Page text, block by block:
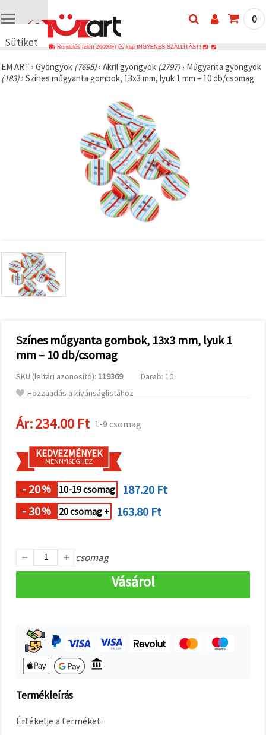
Sütiket
🍪 Cookie-
kat és
elemezzük
a
forgalmat,
valamint
relevánsabb
tartalmat
és
beleértve
analitikai és
marketingpartnereink
Az "Összes
elfogadása"
kattintva
elfogadhatja
sütit, vagy
Beállításokban
preferenciáit
az adott
típusú sütik
kiválasztásával
és a
kattintva.
Beállítások
0
Rendelés felett 26000Ft és kap INGYENES SZÁLLÍTÁST!
EM ART › Gyöngyök (7695)› Akril gyöngyök (2797)› Műgyanta gyöngyök
(183)› Színes műgyanta gombok, 13x3 mm, lyuk 1 mm – 10 db/csomag
Színes műgyanta gombok, 13x3 mm, lyuk 1
mm – 10 db/csomag
SKU (leltári azonosító): 119369
Darab: 10
Hozzáadás a kívánságlistához
Ár:234.00 Ft 1-9 csomag
KEDVEZMÉNYEK
MENNYISÉGHEZ
- 20% 10-19 csomag
187.20 Ft
- 30% 20 csomag + 163.80 Ft
csomag
Vásárol
Termékleírás
Értékelje a terméket: